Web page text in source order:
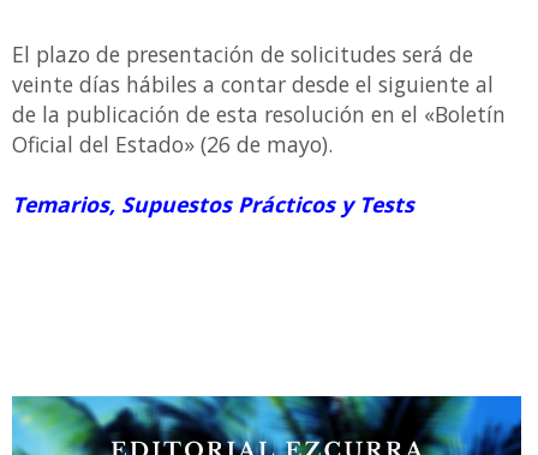
El plazo de presentación de solicitudes será de
veinte días hábiles a contar desde el siguiente al
de la publicación de esta resolución en el «Boletín
Oficial del Estado» (26 de mayo).
Temarios, Supuestos Prácticos y Tests